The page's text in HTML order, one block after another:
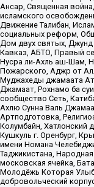
Ансар, Священная
исламского
Движение Талибан,
социальных реформ,
Дом двух святых,
Кавказ, АБТО, Правый
Нусра ли-Ахль аш-Шам,
Пожарского, Аджр от
Муджахеды джамаата
Джамаат, Рохнамо ба
сообщество Сеть,
Ахлю Сунна Валь
Артподготовка,
Колумбайн, Хатлонский
Кушкуль г. Оренбург,
имени Номана
Таджикистана,
московская ячейка,
Молодёжь Которая
добровольческий